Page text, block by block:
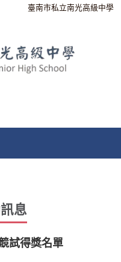
臺南市私立南光高級中學
息
試得獎名單